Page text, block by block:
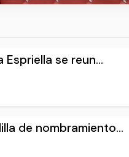
se reun...
de nombramiento...